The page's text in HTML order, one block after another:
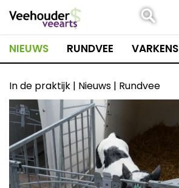
naar
inhoud
NIEUWS RUNDVEE VARKENS
In de praktijk | Nieuws | Rundvee